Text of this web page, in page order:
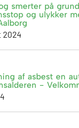
smerter på
og ulykker
2024
af asbest en
-